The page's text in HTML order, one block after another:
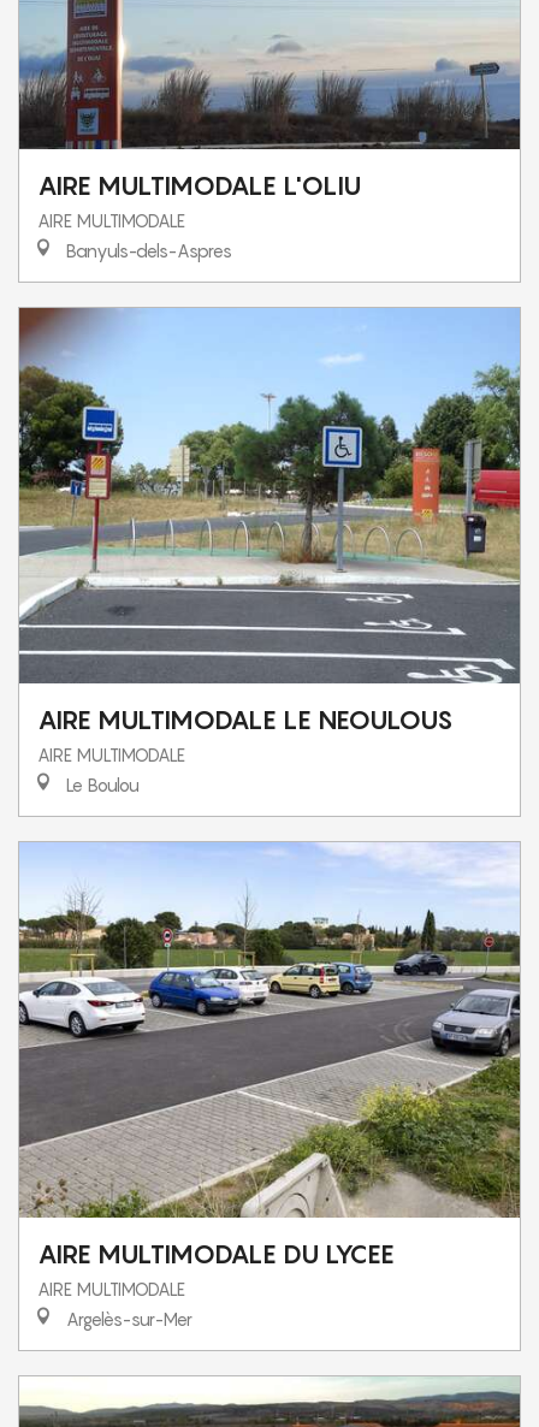
AIRE MULTIMODALE L'OLIU
AIRE MULTIMODALE
Banyuls-dels-Aspres
AIRE MULTIMODALE LE NEOULOUS
AIRE MULTIMODALE
Le Boulou
AIRE MULTIMODALE DU LYCEE
AIRE MULTIMODALE
Argelès-sur-Mer